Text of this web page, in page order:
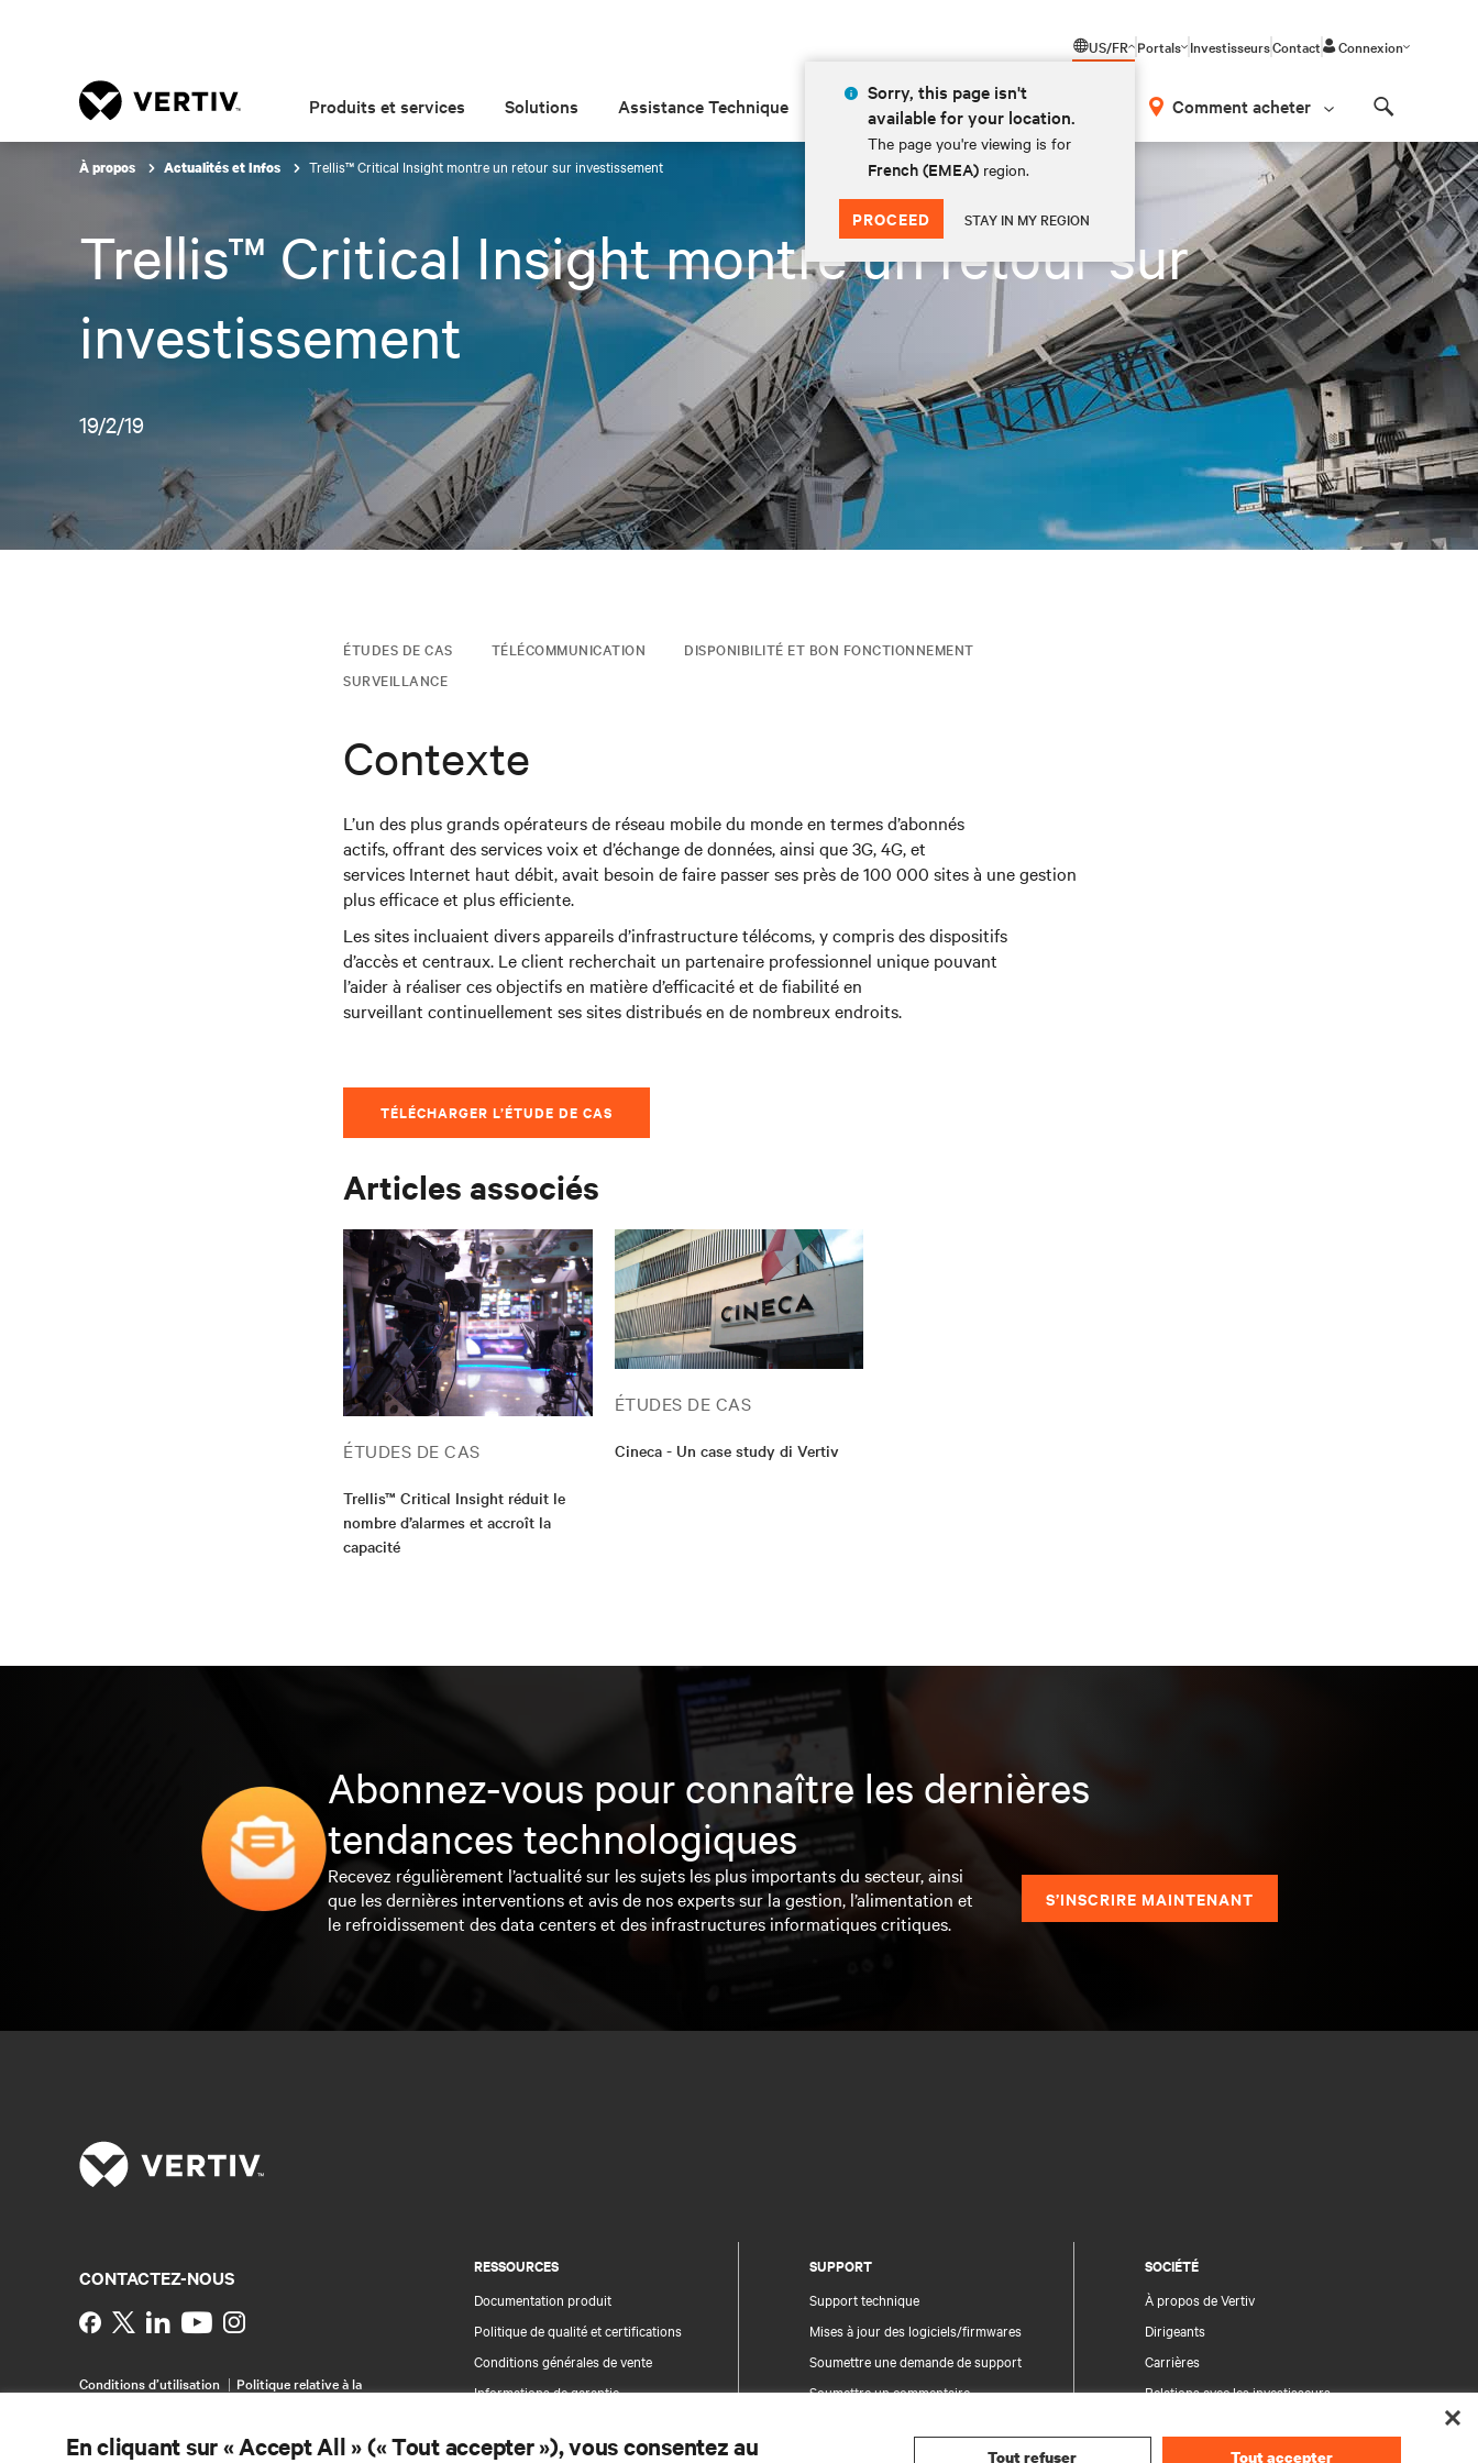
US/FR
Sorry, this page isn't
available for your location.
The page you're viewing is for
French (EMEA) region.
PROCEED STAY IN MY REGION
Portals InvestisseursContact Connexion
Produits et services Solutions Assistance Technique Insights À propos Comment acheter
À propos Actualités et Infos Trellis™ Critical Insight montre un retour sur investissement
Trellis™ Critical Insight montre un retour sur
investissement
19/2/19
ÉTUDES DE CAS TÉLÉCOMMUNICATION
DISPONIBILITÉ ET BON FONCTIONNEMENT
SURVEILLANCE
Contexte
L’un des plus grands opérateurs de réseau mobile du monde en termes d’abonnés
actifs, offrant des services voix et d’échange de données, ainsi que 3G, 4G, et
services Internet haut débit, avait besoin de faire passer ses près de 100 000 sites à une gestion
plus efficace et plus efficiente.
Les sites incluaient divers appareils d’infrastructure télécoms, y compris des dispositifs
d’accès et centraux. Le client recherchait un partenaire professionnel unique pouvant
l’aider à réaliser ces objectifs en matière d’efficacité et de fiabilité en
surveillant continuellement ses sites distribués en de nombreux endroits.
TÉLÉCHARGER L’ÉTUDE DE CAS
Articles associés
ÉTUDES DE CAS
Trellis™ Critical Insight réduit le
nombre d’alarmes et accroît la
capacité
ÉTUDES DE CAS
Cineca - Un case study di Vertiv
Abonnez-vous pour connaître les dernières
tendances technologiques
Recevez régulièrement l’actualité sur les sujets les plus importants du secteur, ainsi
que les dernières interventions et avis de nos experts sur la gestion, l’alimentation et
le refroidissement des data centers et des infrastructures informatiques critiques.
S’INSCRIRE MAINTENANT
RESSOURCES
Documentation produit
Politique de qualité et certifications
Conditions générales de vente
Informations de garantie
Plan du site
SUPPORT
Support technique
Mises à jour des logiciels/firmwares
Soumettre une demande de support
Soumettre un commentaire
SOCIÉTÉ
À propos de Vertiv
Dirigeants
Carrières
Relations avec les investisseurs
Vos choix en matière de confidentialité
CONTACTEZ-NOUS
Instagram
Conditions d’utilisation
Politique relative à la
©2026 Vertiv Group Corp. Tous droits réservés.
En cliquant sur « Accept All » (« Tout accepter »), vous consentez au Tout refuser Tout accepter